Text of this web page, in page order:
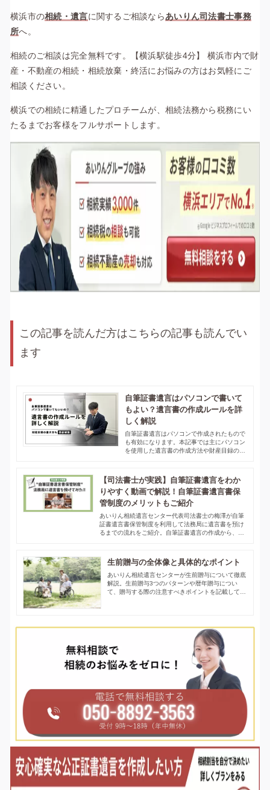
横浜市の相続・遺言に関するご相談ならあいりん司法書士事務
所へ。
相続のご相談は完全無料です。【横浜駅徒歩4分】 横浜市内で財
産・不動産の相続・相続放棄・終活にお悩みの方はお気軽にご
相談ください。
横浜での相続に精通したプロチームが、相続法務から税務にい
たるまでお客様をフルサポートします。
この記事を読んだ方はこちらの記事も読んでい
ます
自筆証書遺言はパソコンで書いて
もよい？遺言書の作成ルールを詳
しく解説
自筆証書遺言はパソコンで作成されたもので
も有効になります。本記事では主にパソコン
を使用した遺言書の作成方法や財産目録の作
【司法書士が実践】自筆証書遺言をわか
りやすく動画で解説！自筆証書遺言書保
管制度のメリットもご紹介
あいりん相続遺言センター代表司法書士の梅澤が自筆
証書遺言書保管制度を利用して法務局に遺言書を預け
るまでの流れをご紹介。自筆証書遺言の作成から、保
ぜひご覧ください。
生前贈与の全体像と具体的なポイント
あいりん相続遺言センターが生前贈与について徹底
解説。生前贈与3つのパターンや暦年贈与につい
て、贈与する際の注意すべきポイントを記載してい
phone 0120-470-055
受付9:00-21:00 年中無休 devices WEBで相談する
24時間以内にご返信